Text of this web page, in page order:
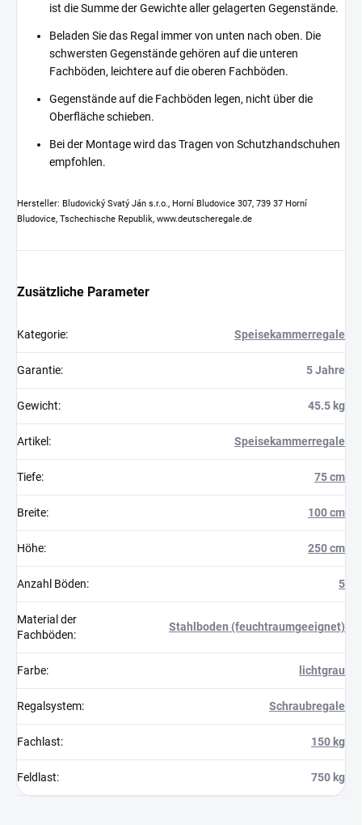
ist die Summe der Gewichte aller gelagerten Gegenstände.
Beladen Sie das Regal immer von unten nach oben. Die
schwersten Gegenstände gehören auf die unteren
Fachböden, leichtere auf die oberen Fachböden.
Gegenstände auf die Fachböden legen, nicht über die
Oberfläche schieben.
Bei der Montage wird das Tragen von Schutzhandschuhen
empfohlen.
Hersteller: Bludovický Svatý Ján s.r.o., Horní Bludovice 307, 739 37 Horní
Bludovice, Tschechische Republik, www.deutscheregale.de
Zusätzliche Parameter
Kategorie: Speisekammerregale
Garantie: 5 Jahre
Gewicht: 45.5 kg
Artikel : Speisekammerregale
Tiefe: 75 cm
Breite: 100 cm
Höhe: 250 cm
Anzahl Böden: 5
Material der
Fachböden:
Stahlboden (feuchtraumgeeignet)
Farbe: lichtgrau
Regalsystem: Schraubregale
Fachlast: 150 kg
Feldlast: 750 kg